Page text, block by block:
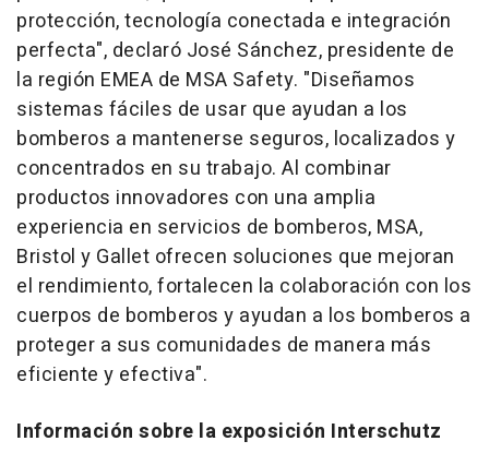
protección, tecnología conectada e integración
perfecta", declaró José Sánchez, presidente de
la región EMEA de MSA Safety. "Diseñamos
sistemas fáciles de usar que ayudan a los
bomberos a mantenerse seguros, localizados y
concentrados en su trabajo. Al combinar
productos innovadores con una amplia
experiencia en servicios de bomberos, MSA,
Bristol y Gallet ofrecen soluciones que mejoran
el rendimiento, fortalecen la colaboración con los
cuerpos de bomberos y ayudan a los bomberos a
proteger a sus comunidades de manera más
eficiente y efectiva".
Información sobre la exposición Interschutz